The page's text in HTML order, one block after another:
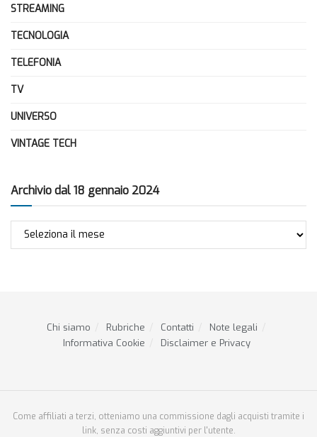
STREAMING
TECNOLOGIA
TELEFONIA
TV
UNIVERSO
VINTAGE TECH
Archivio dal 18 gennaio 2024
Archivio
Chi siamo Rubriche Contatti
Note legali
Informativa Cookie
Disclaimer e Privacy
Come affiliati a terzi, otteniamo una commissione dagli acquisti tramite i
link, senza costi aggiuntivi per l'utente.